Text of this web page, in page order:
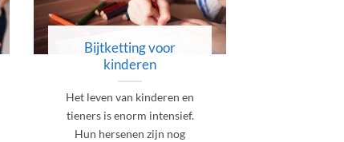
Bijtketting voor
kinderen
Het leven van kinderen en
tieners is enorm intensief.
Hun hersenen zijn nog